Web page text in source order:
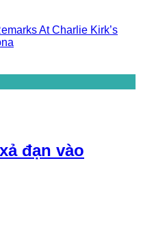
At Charlie Kirk’s
đạn vào